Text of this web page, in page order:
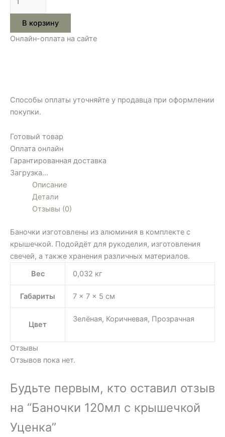
В корзину
Онлайн-оплата на сайте
Способы оплаты уточняйте у продавца при оформлении
покупки.
Готовый товар
Оплата онлайн
Гарантированная доставка
Загрузка...
Описание
Детали
Отзывы (0)
Баночки изготовлены из алюминия в комплекте с
крышечкой. Подойдёт для рукоделия, изготовления
свечей, а также хранения различных материалов.
Вес
0,032 кг
Габариты 7 × 7 × 5 см
Цвет
Зелёная, Коричневая, Прозрачная
Отзывы
Отзывов пока нет.
Будьте первым, кто оставил отзыв
на “Баночки 120мл с крышечкой
Уценка”